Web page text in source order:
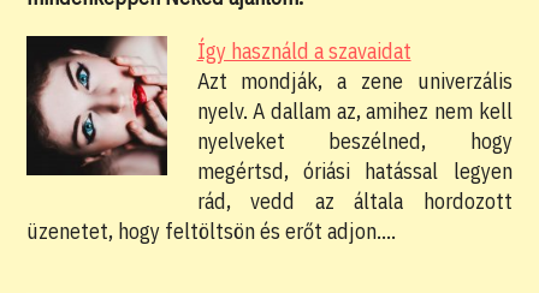
Így használd a szavaidat
Azt mondják, a zene univerzális
nyelv. A dallam az, amihez nem kell
nyelveket beszélned, hogy
megértsd, óriási hatással legyen
rád, vedd az általa hordozott
üzenetet, hogy feltöltsön és erőt adjon.…